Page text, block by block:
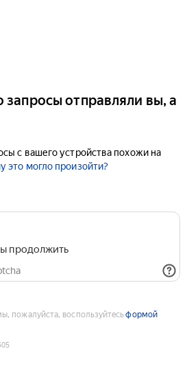
запросы отправляли вы, а
с вашего устройства похожи на
это могло произойти?
продолжить
пожалуйста, воспользуйтесьформой